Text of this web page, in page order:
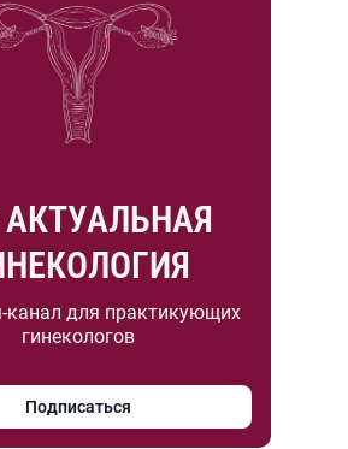
АКТУАЛЬНАЯ
канал для практикующих
гинекологов
Подписаться